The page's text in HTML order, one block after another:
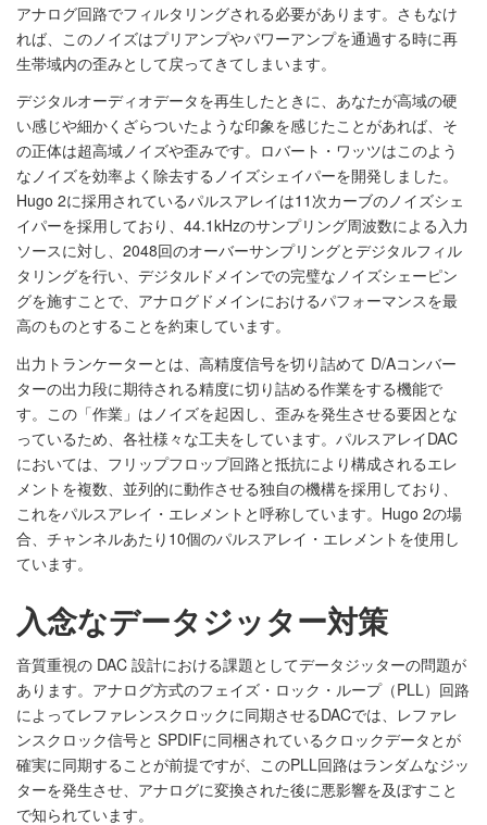
アナログ回路でフィルタリングされる必要があります。さもなけ
れば、このノイズはプリアンプやパワーアンプを通過する時に再
生帯域内の歪みとして戻ってきてしまいます。
デジタルオーディオデータを再生したときに、あなたが高域の硬
い感じや細かくざらついたような印象を感じたことがあれば、そ
の正体は超高域ノイズや歪みです。ロバート・ワッツはこのよう
なノイズを効率よく除去するノイズシェイパーを開発しました。
Hugo 2に採用されているパルスアレイは11次カーブのノイズシェ
イパーを採用しており、44.1kHzのサンプリング周波数による入力
ソースに対し、2048回のオーバーサンプリングとデジタルフィル
タリングを行い、デジタルドメインでの完璧なノイズシェーピン
グを施すことで、アナログドメインにおけるパフォーマンスを最
高のものとすることを約束しています。
出力トランケーターとは、高精度信号を切り詰めて D/Aコンバー
ターの出力段に期待される精度に切り詰める作業をする機能で
す。この「作業」はノイズを起因し、歪みを発生させる要因とな
っているため、各社様々な工夫をしています。パルスアレイDAC
においては、フリップフロップ回路と抵抗により構成されるエレ
メントを複数、並列的に動作させる独自の機構を採用しており、
これをパルスアレイ・エレメントと呼称しています。Hugo 2の場
合、チャンネルあたり10個のパルスアレイ・エレメントを使用し
ています。
入念なデータジッター対策
音質重視の DAC 設計における課題としてデータジッターの問題が
あります。アナログ方式のフェイズ・ロック・ループ（PLL）回路
によってレファレンスクロックに同期させるDACでは、レファレ
ンスクロック信号と SPDIFに同梱されているクロックデータとが
確実に同期することが前提ですが、このPLL回路はランダムなジッ
ターを発生させ、アナログに変換された後に悪影響を及ぼすこと
で知られています。